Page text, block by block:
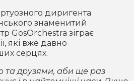
диригента
знаменитий
GosOrchestra зіграє
які вже давно
серцях.
та друзями, аби ще раз